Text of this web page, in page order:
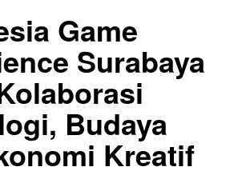
Game
Surabaya
Budaya
Kreatif